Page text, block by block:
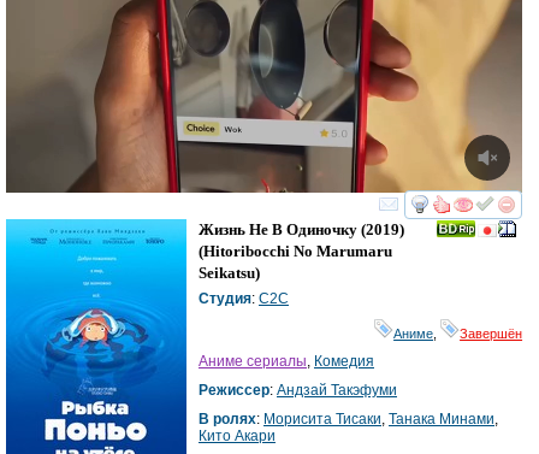
смотреть
Жизнь Не В Одиночку (2019)
(Hitoribocchi No Marumaru
Seikatsu)
Студия: C2C
Аниме Завершён
Аниме сериалы Комедия
Режиссер: Андзай Такэфуми
В ролях: Морисита Тисаки Танака Минами
Кито Акари